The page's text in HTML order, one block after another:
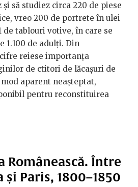
să studiez circa 220 de piese
vreo 200 de portrete în ulei
de tablouri votive, în care se
1.100 de adulți. Din
reiese importanța
de ctitori de lăcașuri de
aparent neașteptat,
pentru reconstituirea
Românească. Între
și Paris, 1800–1850